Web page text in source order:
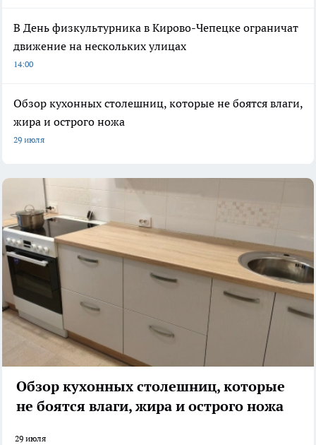
В День физкультурника в Кирово-Чепецке ограничат
движение на нескольких улицах
14:00
Обзор кухонных столешниц, которые не боятся влаги,
жира и острого ножа
29 июля
Обзор кухонных столешниц, которые
не боятся влаги, жира и острого ножа
29 июля